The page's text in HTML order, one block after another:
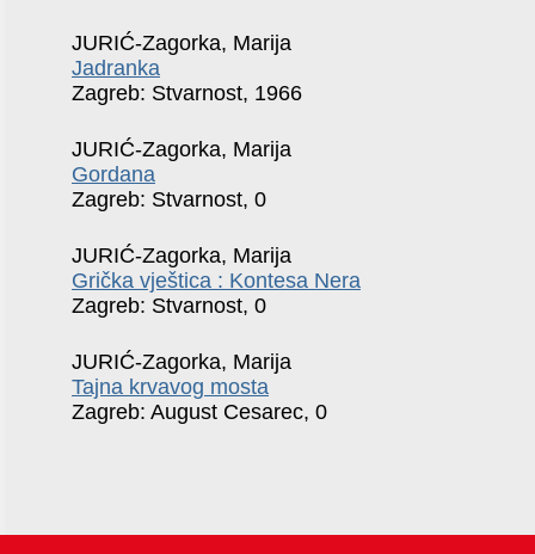
JURIĆ-Zagorka, Marija
Jadranka
Zagreb: Stvarnost, 1966
JURIĆ-Zagorka, Marija
Gordana
Zagreb: Stvarnost, 0
JURIĆ-Zagorka, Marija
Grička vještica : Kontesa Nera
Zagreb: Stvarnost, 0
JURIĆ-Zagorka, Marija
Tajna krvavog mosta
Zagreb: August Cesarec, 0